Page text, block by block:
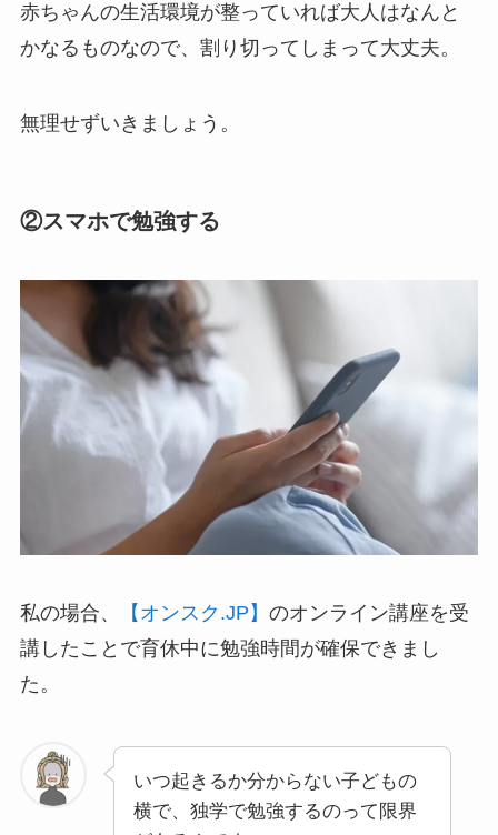
赤ちゃんの生活環境が整っていれば大人はなんと
かなるものなので、 割り切ってしまって大丈夫。
無理せずいきましょう。
②スマホで勉強する
私の場合、 【オンスク.JP】 のオンライン講座を受
講したことで育休中に勉強時間が確保できまし
た。
いつ起きるか分からない子どもの
横で、独学で勉強するのって限界